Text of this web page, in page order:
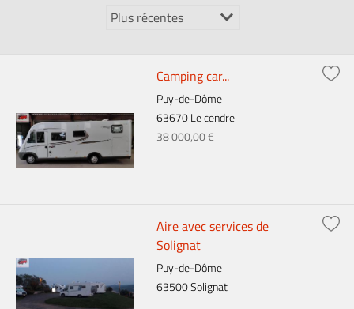
Camping car...
Puy-de-Dôme
63670 Le cendre
38 000,00 €
Aire avec services de
Solignat
Puy-de-Dôme
63500 Solignat